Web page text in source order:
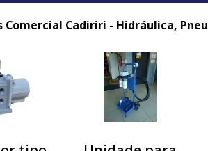
Cadiriri - Hidráulica,